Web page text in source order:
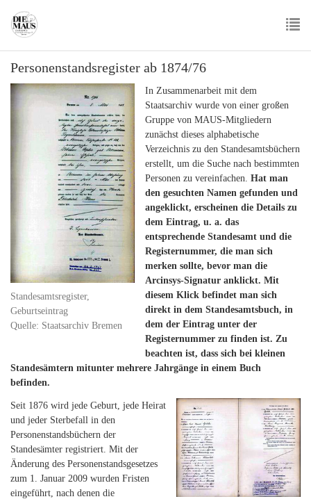
main
Personenstandsregister ab 1874/76
Standesamtsregister,
Geburtseintrag
Quelle: Staatsarchiv Bremen
In Zusammenarbeit mit dem
Staatsarchiv wurde von einer großen
Gruppe von MAUS-Mitgliedern
zunächst dieses alphabetische
Verzeichnis zu den Standesamtsbüchern
erstellt, um die Suche nach bestimmten
Personen zu vereinfachen. Hat man
den gesuchten Namen gefunden und
angeklickt, erscheinen die Details zu
dem Eintrag, u. a. das
entsprechende Standesamt und die
Registernummer, die man sich
merken sollte, bevor man die
Arcinsys-Signatur anklickt. Mit
diesem Klick befindet man sich
direkt in dem Standesamtsbuch, in
dem der Eintrag unter der
Registernummer zu finden ist. Zu
beachten ist, dass sich bei kleinen
Standesämtern mitunter mehrere Jahrgänge in einem Buch
befinden.
Seit 1876 wird jede Geburt, jede Heirat
und jeder Sterbefall in den
Personenstandsbüchern der
Standesämter registriert. Mit der
Änderung des Personenstandsgesetzes
zum 1. Januar 2009 wurden Fristen
eingeführt, nach denen die